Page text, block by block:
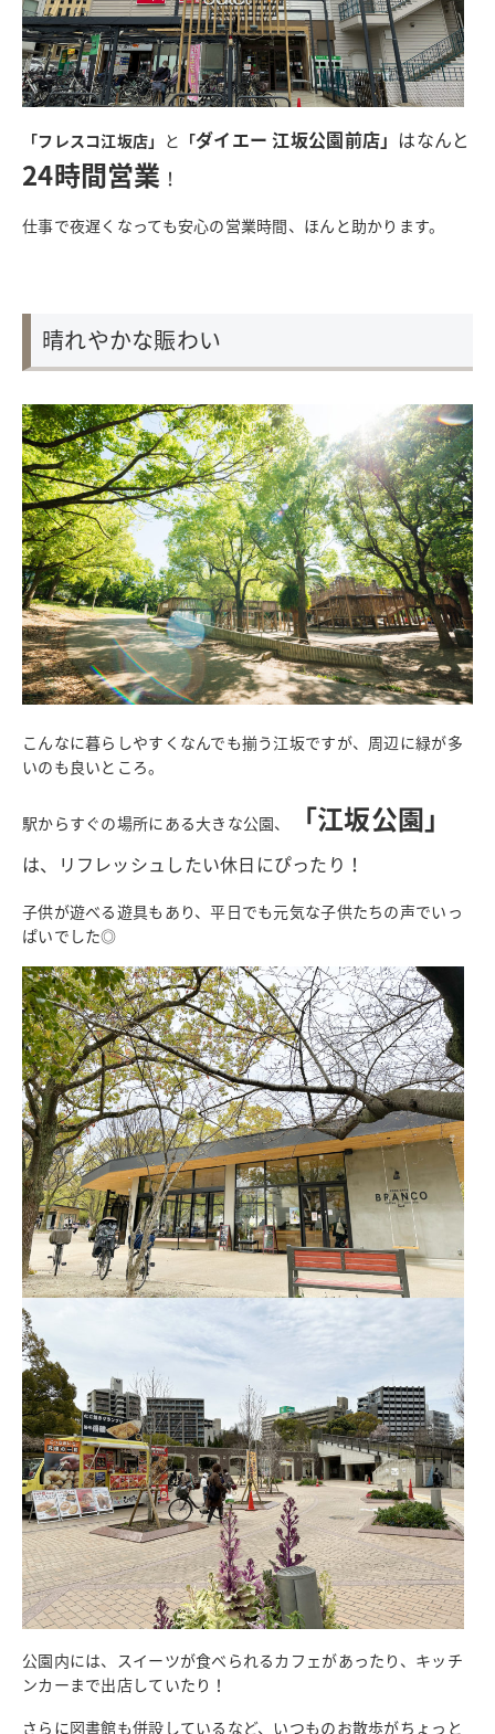
「フレスコ江坂店」 と 「ダイエー 江坂公園前店」 はなんと
24時間営業 ！
仕事で夜遅くなっても安心の営業時間、ほんと助かります。
晴れやかな賑わい
こんなに暮らしやすくなんでも揃う江坂ですが、周辺に緑が多
いのも良いところ。
駅からすぐの場所にある大きな公園、 「江坂公園」
は、リフレッシュしたい休日にぴったり！
子供が遊べる遊具もあり、平日でも元気な子供たちの声でいっ
ぱいでした◎
公園内には、スイーツが食べられるカフェがあったり、キッチ
ンカーまで出店していたり！
さらに図書館も併設しているなど、いつものお散歩がちょっと